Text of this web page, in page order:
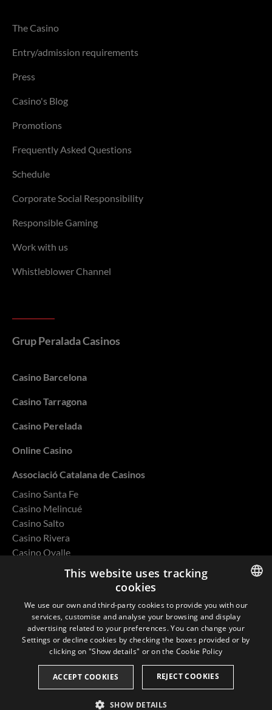
The Casino
Entry/admission requirements
Press
Casino's Blog
Promotions
Frequently Asked Questions
Schedule
Corporate Social Responsibility
Responsible Gaming
Work with us
Whistleblower Channel
Grup Peralada Casinos
Casino Barcelona
Casino Tarragona
Casino Perelada
Online Casino
Associació Catalana de Casinos
Casino Santa Fe
Casino Melincué
Casino Salto
Casino Rivera
Casino Ovalle
Privacy Policy
Cookies
Environmental and Quality Policy
© 2026 Casino Barcelona
ENGLISH
SPANISH
CATALAN
FRENCH
This website uses tracking
cookies
We use our own and third-party cookies to provide you with our
services, customise and analyse your browsing and display
advertising related to your preferences. You can change your
Settings or decline cookies by checking the boxes provided or by
clicking on "Show details" or on the Cookie Policy
ACCEPT COOKIES REJECT COOKIES
SHOW DETAILS